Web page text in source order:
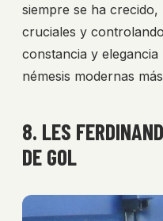
siempre se ha
cruciales y
constancia y
némesis modernas
8. LES
DE GOL